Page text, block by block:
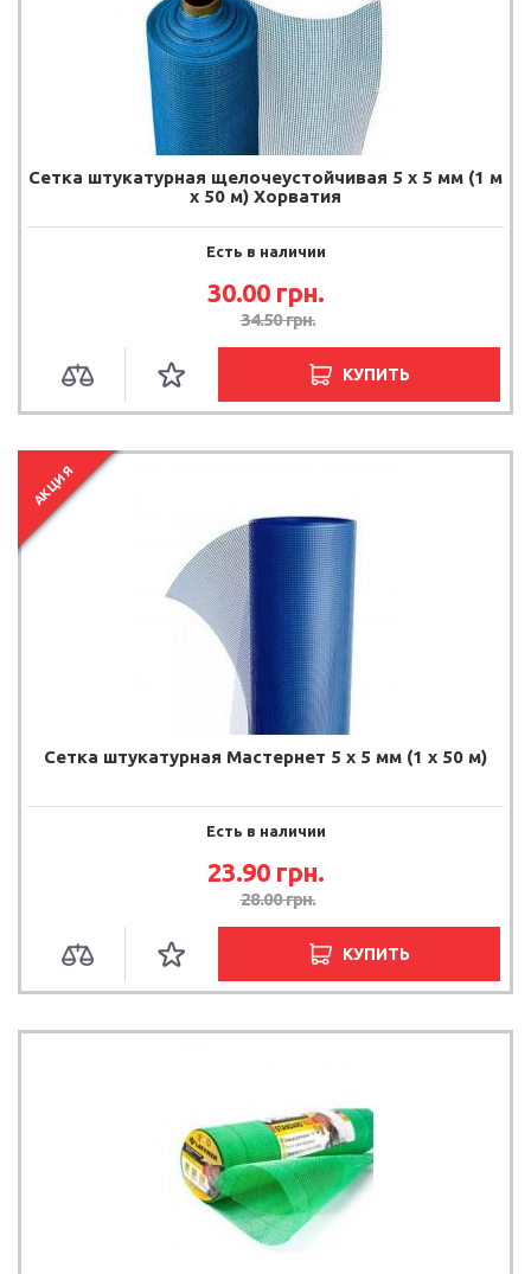
Сетка штукатурная щелочеустойчивая 5 х 5 мм (1 м
х 50 м) Хорватия
Есть в наличии
30.00 грн.
34.50грн.
КУПИТЬ
АКЦИЯ
Сетка штукатурная Мастернет 5 х 5 мм (1 х 50 м)
Есть в наличии
23.90 грн.
28.00грн.
КУПИТЬ